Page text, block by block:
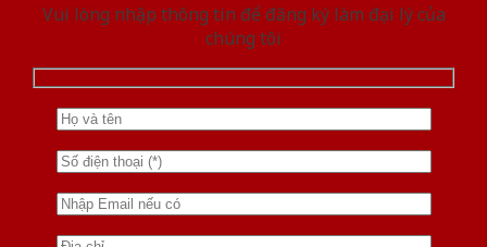
Vui lòng nhập thông tin để đăng ký làm đại lý của
chúng tôi